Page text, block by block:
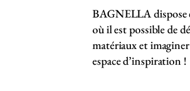
BAGNELLA dispose
où il est possible de
matériaux et
espace d’inspiration !